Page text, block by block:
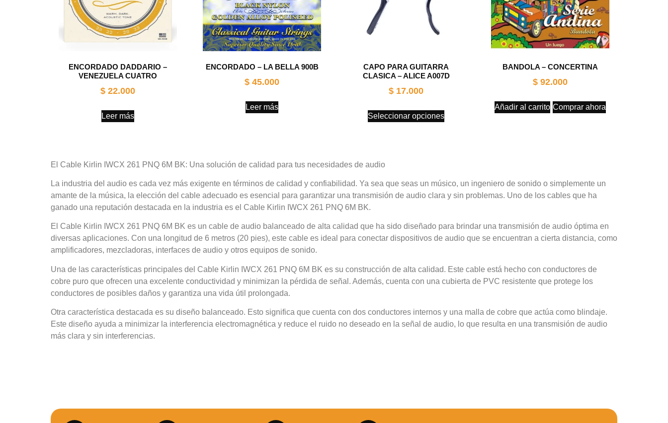
ENCORDADO DADDARIO –
VENEZUELA CUATRO
$ 22.000
Leer más
ENCORDADO – LA BELLA 900B
$ 45.000
Leer más
CAPO PARA GUITARRA
CLASICA – ALICE A007D
$ 17.000
Seleccionar opciones
BANDOLA – CONCERTINA
$ 92.000
Añadir al carrito Comprar ahora
El Cable Kirlin IWCX 261 PNQ 6M BK: Una solución de calidad para tus necesidades de audio
La industria del audio es cada vez más exigente en términos de calidad y confiabilidad. Ya sea que seas un músico, un ingeniero de sonido o simplemente un
amante de la música, la elección del cable adecuado es esencial para garantizar una transmisión de audio clara y sin problemas. Uno de los cables que ha
ganado una reputación destacada en la industria es el Cable Kirlin IWCX 261 PNQ 6M BK.
El Cable Kirlin IWCX 261 PNQ 6M BK es un cable de audio balanceado de alta calidad que ha sido diseñado para brindar una transmisión de audio óptima en
diversas aplicaciones. Con una longitud de 6 metros (20 pies), este cable es ideal para conectar dispositivos de audio que se encuentran a cierta distancia, como
amplificadores, mezcladoras, interfaces de audio y otros equipos de sonido.
Una de las características principales del Cable Kirlin IWCX 261 PNQ 6M BK es su construcción de alta calidad. Este cable está hecho con conductores de
cobre puro que ofrecen una excelente conductividad y minimizan la pérdida de señal. Además, cuenta con una cubierta de PVC resistente que protege los
conductores de posibles daños y garantiza una vida útil prolongada.
Otra característica destacada es su diseño balanceado. Esto significa que cuenta con dos conductores internos y una malla de cobre que actúa como blindaje.
Este diseño ayuda a minimizar la interferencia electromagnética y reduce el ruido no deseado en la señal de audio, lo que resulta en una transmisión de audio
más clara y sin interferencias.